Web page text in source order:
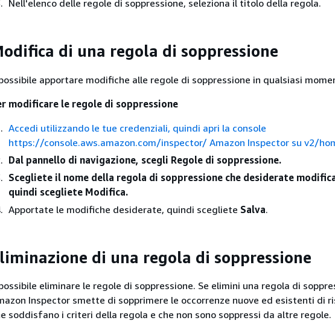
Nell'elenco delle regole di soppressione, seleziona il titolo della regola.
di una regola di soppressione
apportare modifiche alle regole di soppressione in qualsiasi
modificare le regole di soppressione
Accedi utilizzando le tue credenziali, quindi apri la console
https://console.aws.amazon.com/inspector/ Amazon Inspector su v2/
Dal pannello di navigazione, scegli Regole di soppressione.
Scegliete il nome della regola di soppressione che desiderate
quindi scegliete Modifica.
Apportate le modifiche desiderate, quindi scegliete Salva.
di una regola di soppressione
eliminare le regole di soppressione. Se elimini una regola di
Inspector smette di sopprimere le occorrenze nuove ed esistenti di
soddisfano i criteri della regola e che non sono soppressi da altre regole.